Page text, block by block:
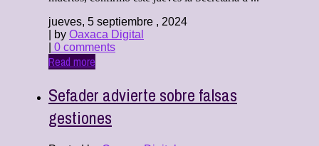
jueves, 5 septiembre , 2024
| by Oaxaca Digital
0 comments
Read more
Sefader advierte sobre falsas
gestiones